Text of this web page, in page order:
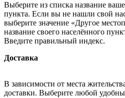
Выберите из списка название
пункта. Если вы не нашли свой
выберите значение «Другое
название своего населённого
Введите правильный индекс.
Доставка
В зависимости от места
доставки. Выберите любой